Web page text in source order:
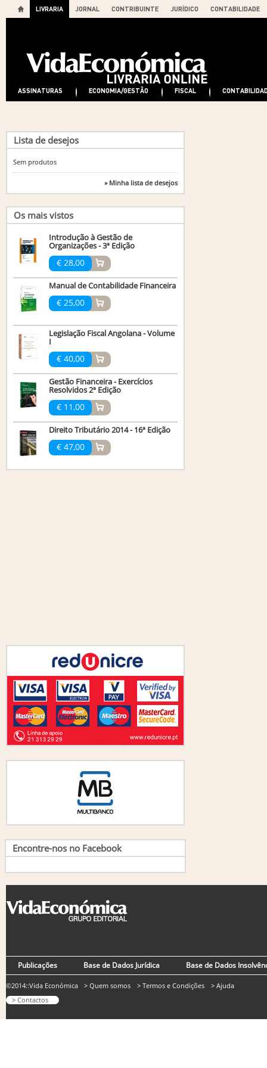
LIVRARIA JORNAL CONTRIBUINTE JURÍDICO CONTABILIDADE
ASSINATURAS ECONOMIA/GESTÃO FISCAL
Lista de desejos
Sem produtos
» Minha lista de desejos
Os mais vistos
Introdução à Gestão de
Organizações - 3ª Edição
€ 28,00
Manual de Contabilidade Financeira
€ 25,00
Legislação Fiscal Angolana - Volume
I
€ 40,00
Gestão Financeira - Exercícios
Resolvidos 2ª Edição
€ 11,00
Direito Tributário 2014 - 16ª Edição
€ 47,00
Encontre-nos no Facebook
Publicações Base de Dados Jurídica Base de Dados
©2014::Vida Económica
> Contactos
> Quem somos > Termos e Condições > Ajuda